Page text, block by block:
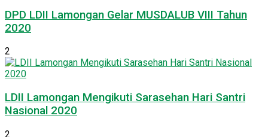
DPD LDII Lamongan Gelar MUSDALUB VIII Tahun
2020
2
LDII Lamongan Mengikuti Sarasehan Hari Santri
Nasional 2020
2